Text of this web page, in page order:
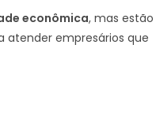
econômica, mas estão
atender empresários que